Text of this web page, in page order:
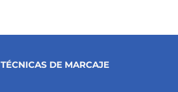
TÉCNICAS DE MARCAJE